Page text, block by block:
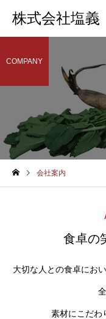
株式会社塩義
COMPANY
会社案内
食卓の
大切な人との食卓にお
素材にこだわ